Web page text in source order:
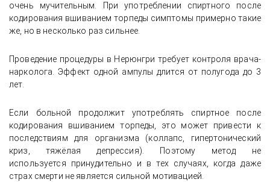
очень мучительным. При употреблении спиртного после
кодирования вшиванием торпеды симптомы примерно такие
же, но в несколько раз сильнее.
Проведение процедуры в Нерюнгри требует контроля врача-
нарколога. Эффект одной ампулы длится от полугода до 3
лет.
Если больной продолжит употреблять спиртное после
кодирования вшиванием торпеды, это может привести к
последствиям для организма (коллапс, гипертонический
криз, тяжёлая депрессия). Поэтому метод не
используется принудительно и в тех случаях, когда даже
страх смерти не является сильной мотивацией.